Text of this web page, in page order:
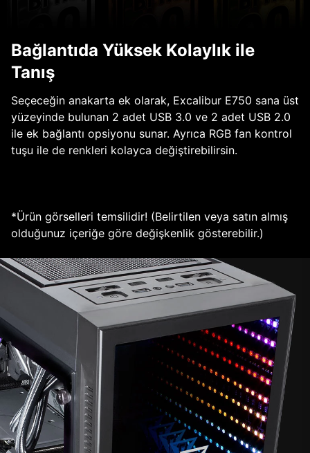
Bağlantıda Yüksek Kolaylık ile
Tanış
Seçeceğin anakarta ek olarak, Excalibur E750 sana üst
yüzeyinde bulunan 2 adet USB 3.0 ve 2 adet USB 2.0
ile ek bağlantı opsiyonu sunar. Ayrıca RGB fan kontrol
tuşu ile de renkleri kolayca değiştirebilirsin.
*Ürün görselleri temsilidir! (Belirtilen veya satın almış
olduğunuz içeriğe göre değişkenlik gösterebilir.)